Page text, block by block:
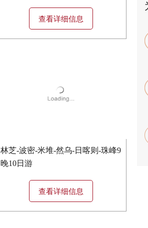
查看详细信息
林芝-波密-米堆-然乌-日喀则-珠峰9
晚10日游
查看详细信息